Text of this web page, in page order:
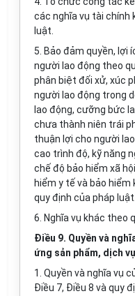
các nghĩa vụ tài chính
luật.
5. Bảo đảm quyền, lợi
người lao động theo
phân biệt đối xử, xúc
người lao động trong
lao động, cưỡng bức
chưa thành niên trái
thuận lợi cho người
cao trình độ, kỹ năng
chế độ bảo hiểm xã
hiểm y tế và bảo
quy định của pháp luật.
6. Nghĩa vụ khác theo
Điều 9. Quyền và
ứng sản phẩm, dịch
1. Quyền và nghĩa vụ
Điều 7, Điều 8 và quy